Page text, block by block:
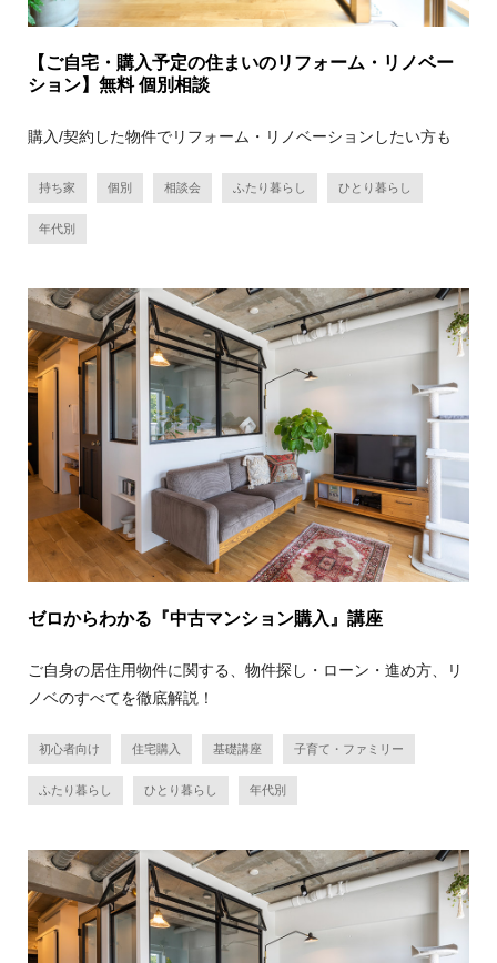
【ご自宅・購入予定の住まいのリフォーム・リノベー
ション】無料 個別相談
購入/契約した物件でリフォーム・リノベーションしたい方も
持ち家 個別 相談会 ふたり暮らし ひとり暮らし
年代別
ゼロからわかる『中古マンション購入』講座
ご自身の居住用物件に関する、物件探し・ローン・進め方、リ
ノベのすべてを徹底解説！
初心者向け 住宅購入 基礎講座 子育て・ファミリー
ふたり暮らし ひとり暮らし 年代別